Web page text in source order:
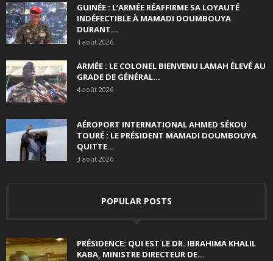
GUINÉE : L’ARMÉE RÉAFFIRME SA LOYAUTÉ
INDÉFECTIBLE À MAMADI DOUMBOUYA
DURANT...
4 août 2026
ARMÉE : LE COLONEL BIENVENU LAMAH ÉLEVÉ AU
GRADE DE GÉNÉRAL...
4 août 2026
AÉROPORT INTERNATIONAL AHMED SÉKOU
TOURÉ : LE PRÉSIDENT MAMADI DOUMBOUYA
QUITTE...
3 août 2026
POPULAR POSTS
PRÉSIDENCE: QUI EST LE DR. IBRAHIMA KHALIL
KABA, MINISTRE DIRECTEUR DE...